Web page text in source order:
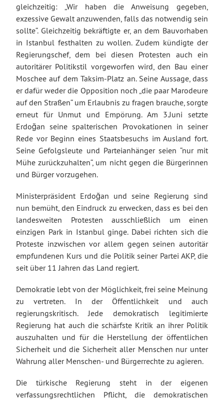
gleichzeitig: „Wir haben die Anweisung gegeben,
exzessive Gewalt anzuwenden, falls das notwendig sein
sollte“. Gleichzeitig bekräftigte er, an dem Bauvorhaben
in Istanbul festhalten zu wollen. Zudem kündigte der
Regierungschef, dem bei diesen Protesten auch ein
autoritärer Politikstil vorgeworfen wird, den Bau einer
Moschee auf dem Taksim-Platz an. Seine Aussage, dass
er dafür weder die Opposition noch „die paar Marodeure
auf den Straßen“ um Erlaubnis zu fragen brauche, sorgte
erneut für Unmut und Empörung. Am 3.Juni setzte
Erdoğan seine spalterischen Provokationen in seiner
Rede vor Beginn eines Staatsbesuchs im Ausland fort.
Seine Gefolgsleute und Parteianhänger seien “nur mit
Mühe zurückzuhalten“, um nicht gegen die Bürgerinnen
und Bürger vorzugehen.
Ministerpräsident Erdoğan und seine Regierung sind
nun bemüht, den Eindruck zu erwecken, dass es bei den
landesweiten Protesten ausschließlich um einen
einzigen Park in Istanbul ginge. Dabei richten sich die
Proteste inzwischen vor allem gegen seinen autoritär
empfundenen Kurs und die Politik seiner Partei AKP, die
seit über 11 Jahren das Land regiert.
Demokratie lebt von der Möglichkeit, frei seine Meinung
zu vertreten. In der Öffentlichkeit und auch
regierungskritisch. Jede demokratisch legitimierte
Regierung hat auch die schärfste Kritik an ihrer Politik
auszuhalten und für die Herstellung der öffentlichen
Sicherheit und die Sicherheit aller Menschen nur unter
Wahrung aller Menschen- und Bürgerrechte zu agieren.
Die türkische Regierung steht in der eigenen
verfassungsrechtlichen Pflicht, die demokratischen